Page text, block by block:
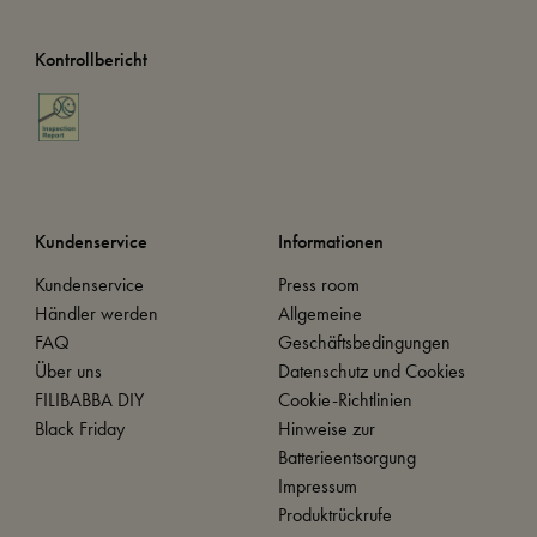
Kontrollbericht
Kundenservice
Kundenservice
Händler werden
FAQ
Über uns
FILIBABBA DIY
Black Friday
Informationen
Press room
Allgemeine
Geschäftsbedingungen
Datenschutz und Cookies
Cookie-Richtlinien
Hinweise zur
Batterieentsorgung
Impressum
Produktrückrufe